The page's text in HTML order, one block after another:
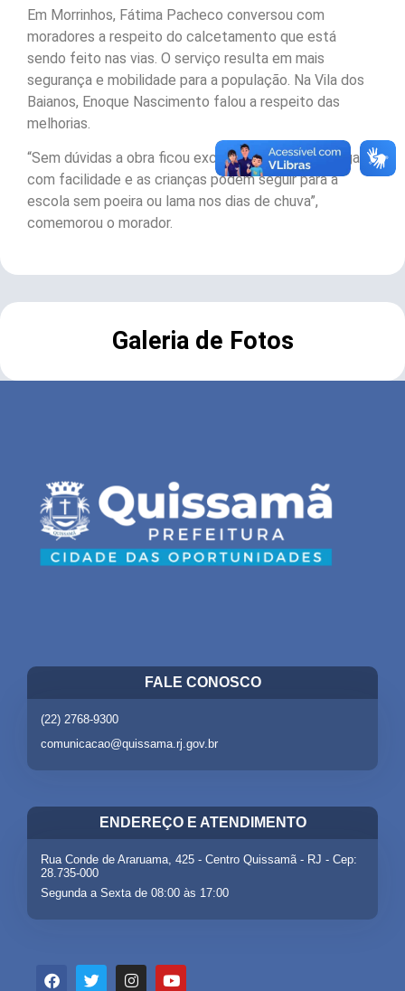
Em Morrinhos, Fátima Pacheco conversou com
moradores a respeito do calcetamento que está
sendo feito nas vias. O serviço resulta em mais
segurança e mobilidade para a população. Na Vila dos
Baianos, Enoque Nascimento falou a respeito das
melhorias.
“Sem dúvidas a obra ficou excelente, o ônibus chega
com facilidade e as crianças podem seguir para a
escola sem poeira ou lama nos dias de chuva”,
comemorou o morador.
Galeria de Fotos
FALE CONOSCO
(22) 2768-9300
comunicacao@quissama.rj.gov.br
ENDEREÇO E ATENDIMENTO
Rua Conde de Araruama, 425 - Centro Quissamã - RJ - Cep:
28.735-000
Segunda a Sexta de 08:00 às 17:00